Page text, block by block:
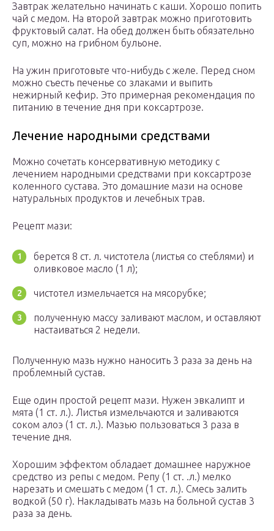
Завтрак желательно начинать с каши. Хорошо попить
чай с медом. На второй завтрак можно приготовить
фруктовый салат. На обед должен быть обязательно
суп, можно на грибном бульоне.
На ужин приготовьте что-нибудь с желе. Перед сном
можно съесть печенье со злаками и выпить
нежирный кефир. Это примерная рекомендация по
питанию в течение дня при коксартрозе.
Лечение народными средствами
Можно сочетать консервативную методику с
лечением народными средствами при коксартрозе
коленного сустава. Это домашние мази на основе
натуральных продуктов и лечебных трав.
Рецепт мази:
берется 8 ст. л. чистотела (листья со стеблями) и
оливковое масло (1 л);
чистотел измельчается на мясорубке;
полученную массу заливают маслом, и оставляют
настаиваться 2 недели.
Полученную мазь нужно наносить 3 раза за день на
проблемный сустав.
Еще один простой рецепт мази. Нужен эвкалипт и
мята (1 ст. л.). Листья измельчаются и заливаются
соком алоэ (1 ст. л.). Мазью пользоваться 3 раза в
течение дня.
Хорошим эффектом обладает домашнее наружное
средство из репы с медом. Репу (1 ст. .л.) мелко
нарезать и смешать с медом (1 ст. л.). Смесь залить
водкой (50 г). Накладывать мазь на больной сустав 3
раза за день.